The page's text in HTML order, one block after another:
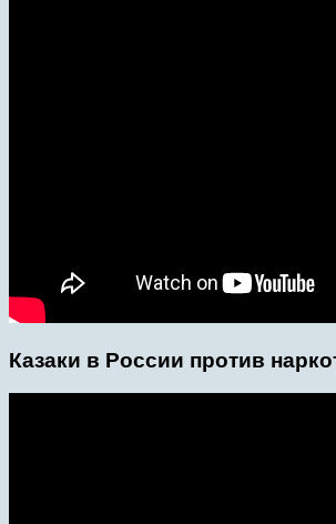
Казаки в России против